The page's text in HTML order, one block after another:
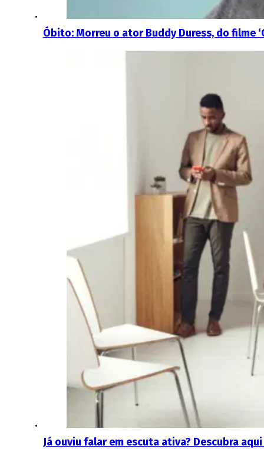
Óbito: Morreu o ator Buddy Duress, do filme
Já ouviu falar em escuta ativa? Descubra